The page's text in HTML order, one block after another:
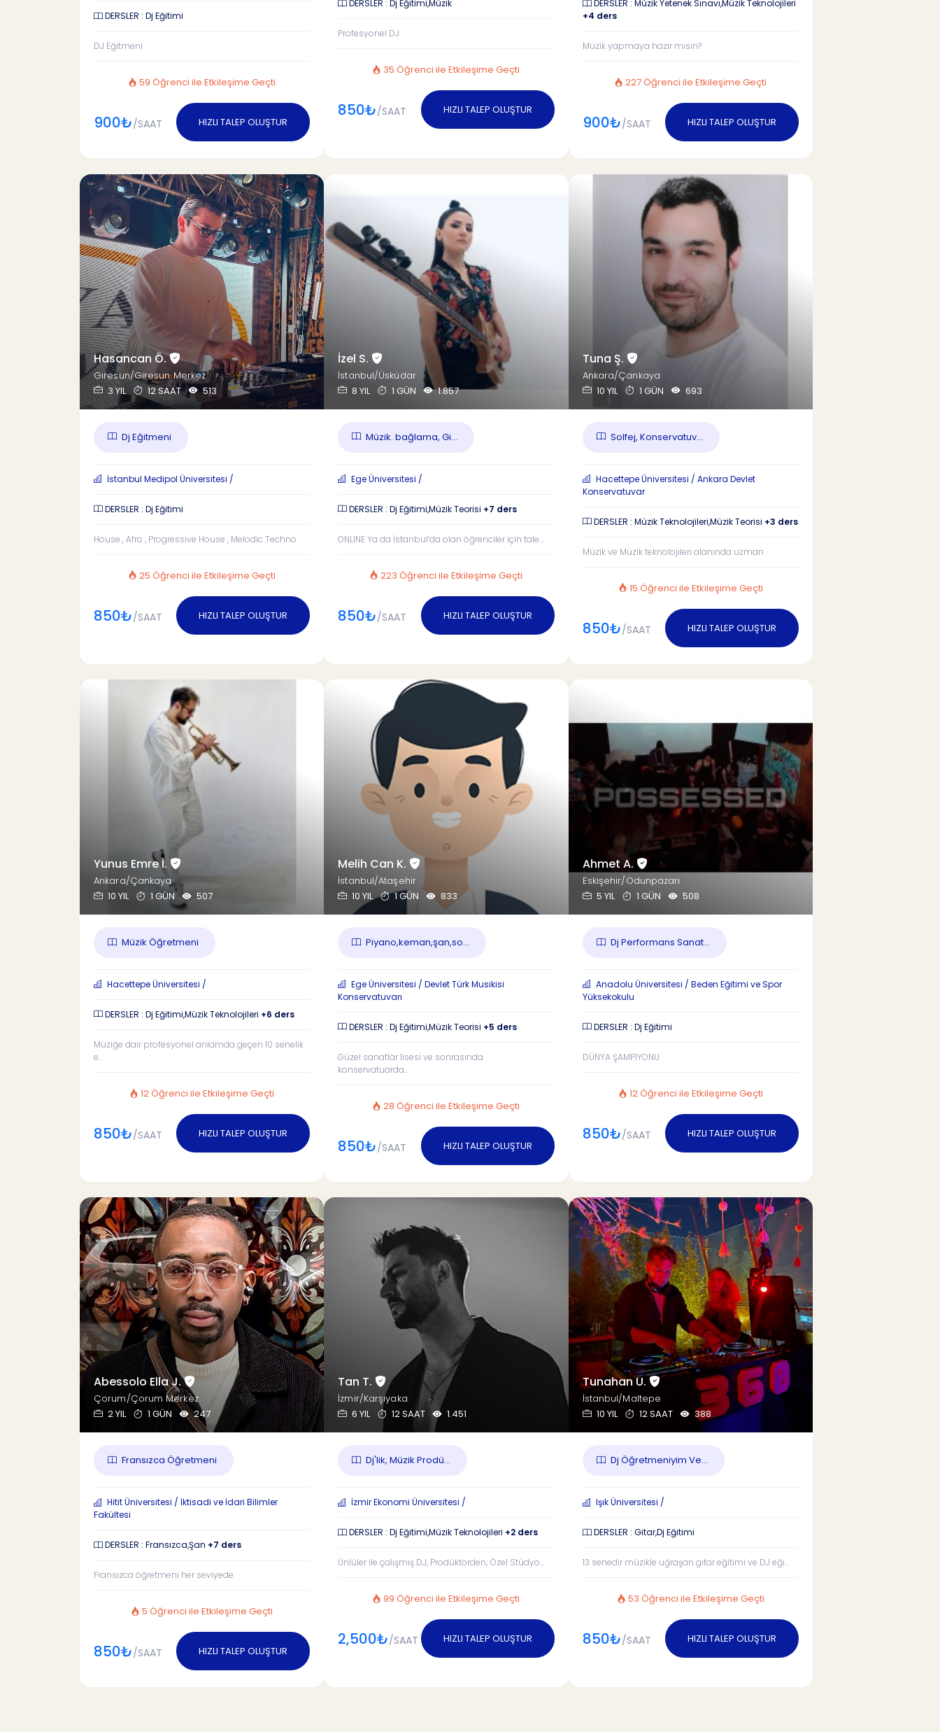
DERSLER : Dj Eğitimi
DJ Eğitmeni
59 Öğrenci ile Etkileşime Geçti
900₺/SAAT HIZLI TALEP OLUŞTUR
DERSLER : Dj Eğitimi,Müzik
Profesyonel DJ
35 Öğrenci ile Etkileşime Geçti
850₺/SAAT HIZLI TALEP OLUŞTUR
DERSLER : Müzik Yetenek Sınavı,Müzik Teknolojileri
+4 ders
Müzik yapmaya hazır mısın?
227 Öğrenci ile Etkileşime Geçti
900₺/SAAT HIZLI TALEP OLUŞTUR
Hasancan Ö.
Giresun/Giresun Merkez
3 YIL
12 SAAT 513
Dj Eğitmeni
İstanbul Medipol Üniversitesi /
DERSLER : Dj Eğitimi
House , Afro , Progressive House , Melodic Techno
25 Öğrenci ile Etkileşime Geçti
850₺/SAAT HIZLI TALEP OLUŞTUR
İzel S.
İstanbul/Üsküdar
8 YIL
1 GÜN 1.857
Müzik. bağlama, Gi...
Ege Üniversitesi /
DERSLER : Dj Eğitimi,Müzik Teorisi +7 ders
ONLINE Ya da İstanbul’da olan öğrenciler için tale...
223 Öğrenci ile Etkileşime Geçti
850₺/SAAT HIZLI TALEP OLUŞTUR
Tuna Ş.
Ankara/Çankaya
10 YIL
1 GÜN 693
Solfej, Konservatuv...
Hacettepe Üniversitesi / Ankara Devlet
Konservatuvar
DERSLER : Müzik Teknolojileri,Müzik Teorisi +3 ders
Müzik ve Müzik teknolojileri alanında uzman
15 Öğrenci ile Etkileşime Geçti
850₺/SAAT HIZLI TALEP OLUŞTUR
Yunus Emre İ.
Ankara/Çankaya
10 YIL
1 GÜN 507
Müzik Öğretmeni
Hacettepe Üniversitesi /
DERSLER : Dj Eğitimi,Müzik Teknolojileri +6 ders
Müziğe dair profesyonel anlamda geçen 10 senelik
e...
12 Öğrenci ile Etkileşime Geçti
850₺/SAAT HIZLI TALEP OLUŞTUR
Melih Can K.
İstanbul/Ataşehir
10 YIL
1 GÜN 833
Piyano,keman,şan,so...
Ege Üniversitesi / Devlet Türk Musikisi
Konservatuvarı
DERSLER : Dj Eğitimi,Müzik Teorisi +5 ders
Güzel sanatlar lisesi ve sonrasında
konservatuarda...
28 Öğrenci ile Etkileşime Geçti
850₺/SAAT HIZLI TALEP OLUŞTUR
Ahmet A.
Eskişehir/Odunpazarı
5 YIL
1 GÜN 508
Dj Performans Sanat...
Anadolu Üniversitesi / Beden Eğitimi ve Spor
Yüksekokulu
DERSLER : Dj Eğitimi
DÜNYA ŞAMPİYONU
12 Öğrenci ile Etkileşime Geçti
850₺/SAAT HIZLI TALEP OLUŞTUR
Abessolo Ella J.
Çorum/Çorum Merkez
2 YIL
1 GÜN 247
Fransızca Öğretmeni
Hitit Üniversitesi / İktisadi ve İdari Bilimler
Fakültesi
DERSLER : Fransızca,Şan +7 ders
Fransızca öğretmeni her seviyede
5 Öğrenci ile Etkileşime Geçti
850₺/SAAT HIZLI TALEP OLUŞTUR
Tan T.
İzmir/Karşıyaka
6 YIL
12 SAAT 1.451
Dj'lik, Müzik Prodü...
İzmir Ekonomi Üniversitesi /
DERSLER : Dj Eğitimi,Müzik Teknolojileri +2 ders
Ünlüler ile çalışmış DJ, Prodüktörden; Özel Stüdyo...
99 Öğrenci ile Etkileşime Geçti
2,500₺/SAAT HIZLI TALEP OLUŞTUR
Tunahan U.
İstanbul/Maltepe
10 YIL
12 SAAT 388
Dj Öğretmeniyim Ve...
Işık Üniversitesi /
DERSLER : Gitar,Dj Eğitimi
13 senedir müzikle uğraşan gitar eğitimi ve DJ eği...
53 Öğrenci ile Etkileşime Geçti
850₺/SAAT HIZLI TALEP OLUŞTUR